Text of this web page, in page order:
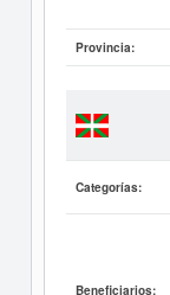
Provincia:
Categorías:
Beneficiarios: